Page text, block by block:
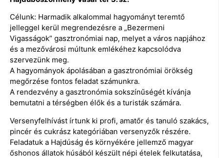
Célunk: Harmadik alkalommal hagyományt teremtő
jelleggel kerül megrendezésre a „Bezermeni
Vigasságok” gasztronómiai nap, melyet a város napjához
és a mezővárosi múltunk emlékéhez kapcsolódva
szervezünk meg.
A hagyományok ápolásában a gasztronómiai örökség
megőrzése fontos feladat számunkra.
A rendezvény a gasztronómia sokszínűségét kívánja
bemutatni a térségben élők és a turisták számára.
Versenyfelhívást írtunk ki profi, amatőr és tanuló szakács,
pincér és cukrász kategóriában versenyzők részére.
Feladatuk a Hajdúság és környékére jellemző magyar
őshonos állatok húsából készült népi ételek felkutatása,